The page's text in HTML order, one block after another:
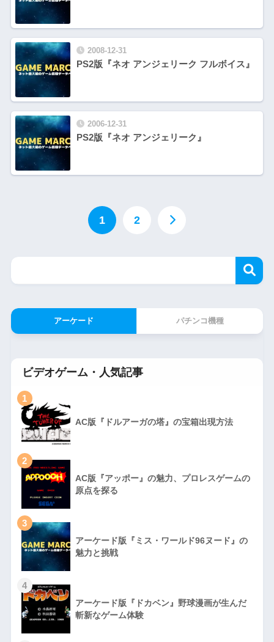
2008-12-31
PS2版『ネオ アンジェリーク フルボイス』
2006-12-31
PS2版『ネオ アンジェリーク』
1 2
アーケード パチンコ機種
ビデオゲーム・人気記事
1
AC版『ドルアーガの塔』の宝箱出現方法
2
AC版『アッポー』の魅力、プロレスゲームの
原点を探る
3
アーケード版『ミス・ワールド96ヌード』の
魅力と挑戦
4
アーケード版『ドカベン』野球漫画が生んだ
斬新なゲーム体験